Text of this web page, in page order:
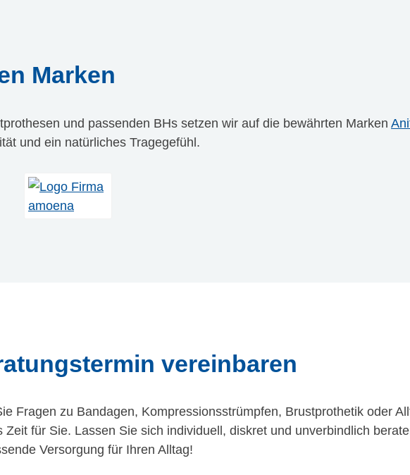
Marken
und passenden BHs setzen wir auf die bewährten Marken
und ein natürliches Tragegefühl.
vereinbaren
Fragen zu Bandagen, Kompressionsstrümpfen, Brustprothetik oder
Zeit für Sie. Lassen Sie sich individuell, diskret und unverbindlich
Versorgung für Ihren Alltag!